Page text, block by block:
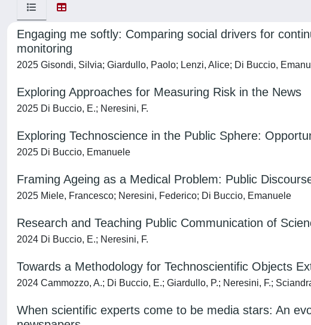
Engaging me softly: Comparing social drivers for
monitoring
2025 Gisondi, Silvia; Giardullo, Paolo; Lenzi, Alice; Di Buccio,
Exploring Approaches for Measuring Risk in the News
2025 Di Buccio, E.; Neresini, F.
Exploring Technoscience in the Public Sphere:
2025 Di Buccio, Emanuele
Framing Ageing as a Medical Problem: Public
2025 Miele, Francesco; Neresini, Federico; Di Buccio, Emanuele
Research and Teaching Public Communication of
2024 Di Buccio, E.; Neresini, F.
Towards a Methodology for Technoscientific Objects
2024 Cammozzo, A.; Di Buccio, E.; Giardullo, P.; Neresini, F.;
When scientific experts come to be media stars: An